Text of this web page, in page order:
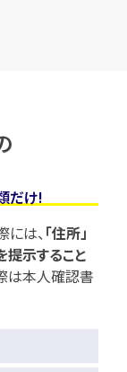
だけ!
は、 「住所」
提示すること
は本人確認書